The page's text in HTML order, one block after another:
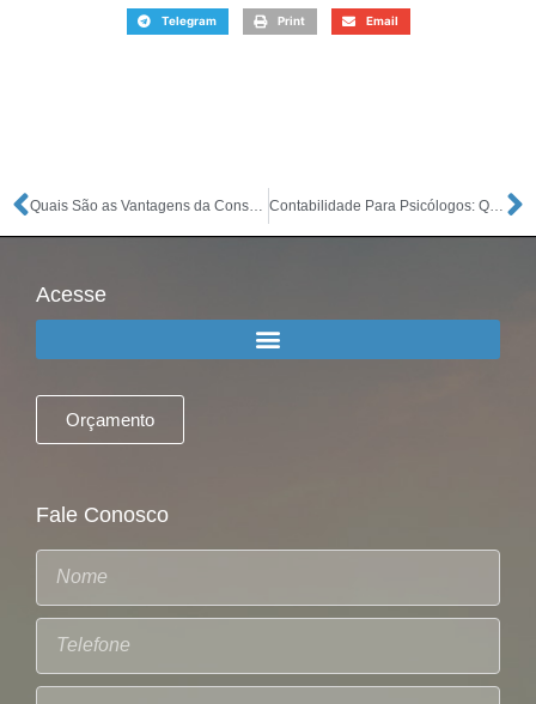
Telegram Print Email
Contabilidade Para Psicólogos: Quais São os Benefícios?
Acesse
Orçamento
Fale Conosco